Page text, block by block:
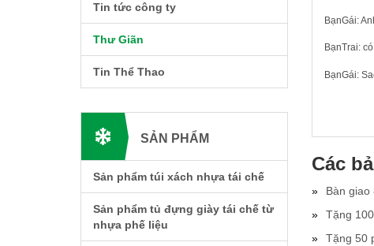
BạnGái:
BạnTrai: có
BạnGái:
Các
Bàn giao
Tặng
Tặng 50
Tin tức công ty
Thư Giãn
Tin Thể Thao
SẢN PHẨM
Sản phẩm túi xách nhựa tái chế
Sản phẩm tủ đựng giày tái chế từ
nhựa phế liệu